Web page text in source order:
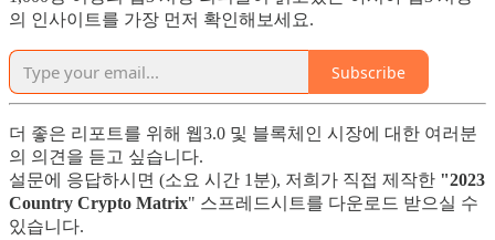
의 인사이트를 가장 먼저 확인해보세요.
Subscribe
더 좋은 리포트를 위해 웹3.0 및 블록체인 시장에 대한 여러분
의 의견을 듣고 싶습니다.
설문에 응답하시면 (소요 시간 1분), 저희가 직접 제작한 "2023
Country Crypto Matrix" 스프레드시트를 다운로드 받으실 수
있습니다.